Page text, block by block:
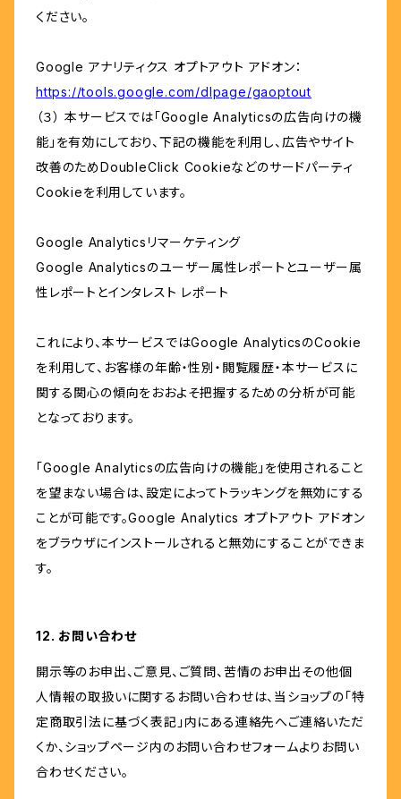
ください。
Google アナリティクス オプトアウト アドオン：
https://tools.google.com/dlpage/gaoptout
（３） 本サービスでは「Google Analyticsの広告向けの機
能」を有効にしており、下記の機能を利用し、広告やサイト
改善のためDoubleClick Cookieなどのサードパーティ
Cookieを利用しています。
Google Analyticsリマーケティング
Google Analyticsのユーザー属性レポートとユーザー属
性レポートとインタレスト レポート
これにより、本サービスではGoogle AnalyticsのCookie
を利用して、お客様の年齢・性別・閲覧履歴・本サービスに
関する関心の傾向をおおよそ把握するための分析が可能
となっております。
「Google Analyticsの広告向けの機能」を使用されること
を望まない場合は、設定によってトラッキングを無効にする
ことが可能です。Google Analytics オプトアウト アドオン
をブラウザにインストールされると無効にすることができま
す。
12. お問い合わせ
開示等のお申出、ご意見、ご質問、苦情のお申出その他個
人情報の取扱いに関するお問い合わせは、当ショップの「特
定商取引法に基づく表記」内にある連絡先へご連絡いただ
くか、ショップページ内のお問い合わせフォームよりお問い
合わせください。